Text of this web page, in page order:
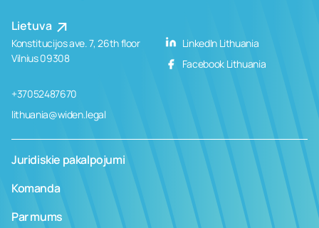
Lietuva
Konstitucijos ave. 7, 26th floor
Vilnius 09308
+37052487670
lithuania@widen.legal
LinkedIn Lithuania
Facebook Lithuania
Juridiskie pakalpojumi
Komanda
Par mums